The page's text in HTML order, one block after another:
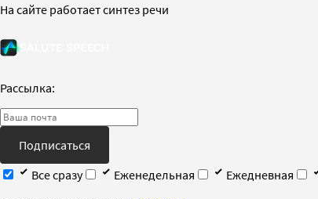
На сайте работает синтез речи
Рассылка:
Подписаться
Все сразу
Еженедельная Ежедневная